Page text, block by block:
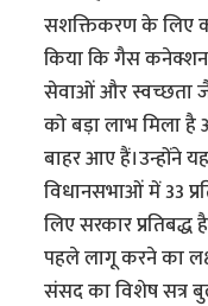
सशक्तिकरण के लिए
किया कि गैस
सेवाओं और स्वच्छता
को बड़ा लाभ मिला है
बाहर आए हैं।उन्होंने
विधानसभाओं में 33
लिए सरकार
पहले लागू करने का
संसद का विशेष